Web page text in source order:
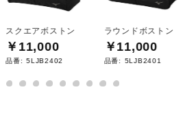
スクエアボストン
￥11,000
品番: 5LJB2402
ラウンドボストン
￥11,000
品番: 5LJB2401